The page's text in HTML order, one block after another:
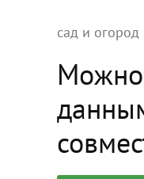
сад и огород
Можно